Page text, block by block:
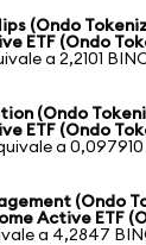
(Ondo
ETF (Ondo
a 2,2101
(Ondo
ETF (Ondo
a
(Ondo
Active ETF
a 4,2847